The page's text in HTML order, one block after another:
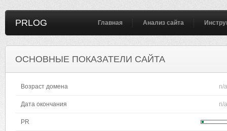
PRLOG Главная Анализ сайта
ОСНОВНЫЕ ПОКАЗАТЕЛИ САЙТА
Возраст домена n/a
Дата окончания n/a
PR